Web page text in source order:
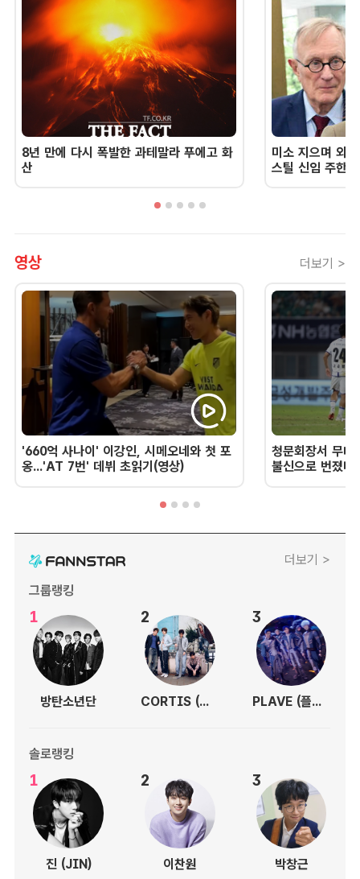
8년 만에 다시 폭발한 과테말라 푸에고 화
산
미소 지으며 외
스틸 신임 주한
영상 더보기 >
'660억 사나이' 이강인, 시메오네와 첫 포
옹...'AT 7번' 데뷔 초읽기(영상)
청문회장서 무너
불신으로 번졌
더보기 >
그룹랭킹
1
방탄소년단
2
CORTIS (코르티스)
3
PLAVE (플레이브)
솔로랭킹
1
진 (JIN)
2
이찬원
3
박창근